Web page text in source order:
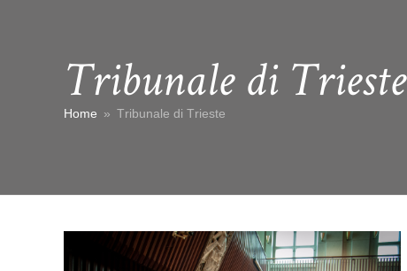
Tribunale di Trieste
Home » Tribunale di Trieste